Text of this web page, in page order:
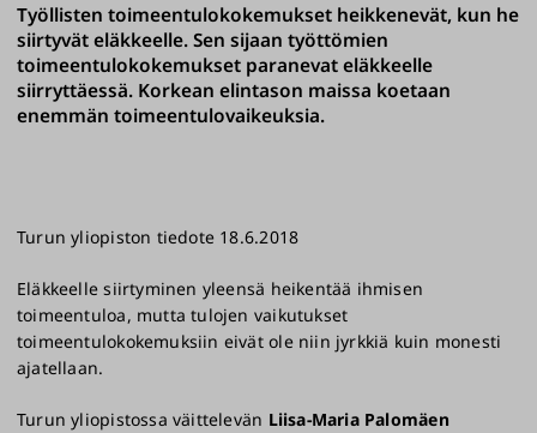
Työllisten toimeentulokokemukset heikkenevät, kun he
siirtyvät eläkkeelle. Sen sijaan työttömien
toimeentulokokemukset paranevat eläkkeelle
siirryttäessä. Korkean elintason maissa koetaan
enemmän toimeentulovaikeuksia.
​Turun yliopiston tiedote 18.6.2018
Eläkkeelle siirtyminen yleensä heikentää ihmisen
toimeentuloa, mutta tulojen vaikutukset
toimeentulokokemuksiin eivät ole niin jyrkkiä kuin monesti
ajatellaan.
Turun yliopistossa väittelevän Liisa-Maria Palomäen